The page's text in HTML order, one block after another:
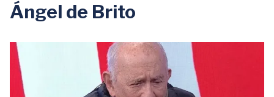
Ángel de Brito